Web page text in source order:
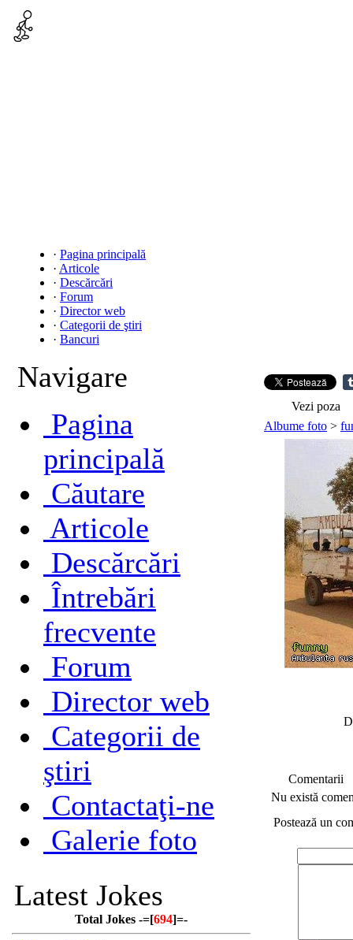
· Pagina principală
· Articole
· Descărcări
· Forum
· Director web
· Categorii de ştiri
· Bancuri
Navigare
Pagina
principală
Căutare
Articole
Descărcări
Întrebări
frecvente
Forum
Director web
Categorii de
ştiri
Contactaţi-ne
Galerie foto
Latest Jokes
Total Jokes -=[694]=-
Vezi poza
Albume foto >
Comentarii
Nu există
Postează un